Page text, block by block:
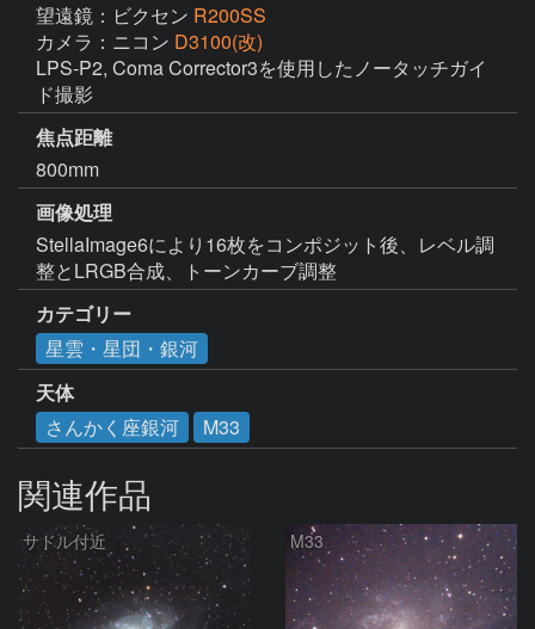
望遠鏡：ビクセン R200SS
カメラ：ニコン D3100(改)
LPS-P2, Coma Corrector3を使用したノータッチガイ
ド撮影
焦点距離
800mm
画像処理
StellaImage6により16枚をコンポジット後、レベル調
整とLRGB合成、トーンカーブ調整
カテゴリー
星雲・星団・銀河
天体
さんかく座銀河
M33
関連作品
サドル付近 M33